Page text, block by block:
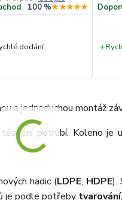
100 %★★★★★
dodání +
a jednoduchou montáž
potrubí. Koleno
hadic (LDPE, HDPE).
je podle potřeby tvarování,